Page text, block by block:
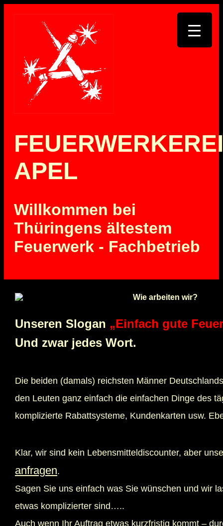
FEUERWERKEREI
APEL
Willkommen bei
Thüringens ältestem
Feuerwerk - Fachbetrieb
Unseren Slogan „Einfach gute
Und zwar jedes Wort.
Die beiden (damals) reichsten Männer
den Leuten ganz einfach die einfachen Dinge des
komplizierte Rabattsysteme, Kundenkarten usw.
Klar, wir sind kein Lebensmitteldiscounter, aber
anfragen.
Sagen Sie uns einfach was Sie wünschen und wir
etwas komplizierter sind…..
Auch wenn Ihr Auftrag etwas kurzfristig kommt –